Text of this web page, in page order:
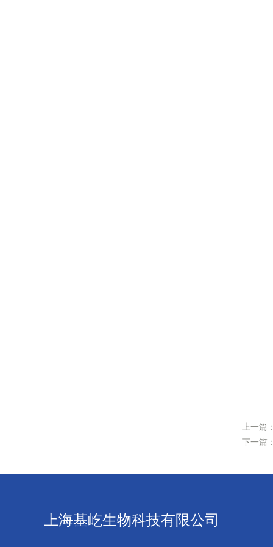
上一篇
下一篇
上海基屹生物科技有限公司